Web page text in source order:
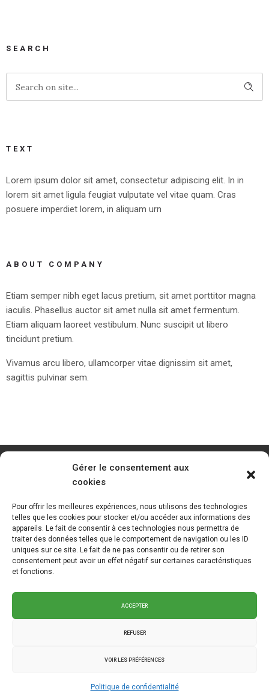
Gérer le consentement aux
cookies
Pour offrir les meilleures expériences, nous utilisons des technologies
telles que les cookies pour stocker et/ou accéder aux informations des
appareils. Le fait de consentir à ces technologies nous permettra de
traiter des données telles que le comportement de navigation ou les ID
uniques sur ce site. Le fait de ne pas consentir ou de retirer son
consentement peut avoir un effet négatif sur certaines caractéristiques
et fonctions.
ACCEPTER
REFUSER
VOIR LES PRÉFÉRENCES
Politique de confidentialité
SEARCH
TEXT
Lorem ipsum dolor sit amet, consectetur adipiscing elit. In in
lorem sit amet ligula feugiat vulputate vel vitae quam. Cras
posuere imperdiet lorem, in aliquam urn
ABOUT COMPANY
Etiam semper nibh eget lacus pretium, sit amet porttitor magna
iaculis. Phasellus auctor sit amet nulla sit amet fermentum.
Etiam aliquam laoreet vestibulum. Nunc suscipit ut libero
tincidunt pretium.
Vivamus arcu libero, ullamcorper vitae dignissim sit amet,
sagittis pulvinar sem.